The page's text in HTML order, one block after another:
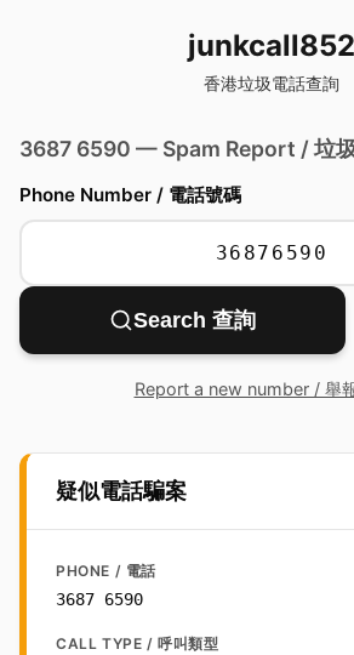
junkcall852
香港垃圾電話查詢
3687 6590 — Spam Report / 垃
Phone Number / 電話號碼
Search 查詢
Report a new number / 舉
疑似電話騙案
PHONE / 電話
3687 6590
CALL TYPE / 呼叫類型